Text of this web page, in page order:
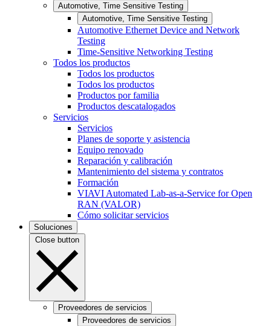
Automotive, Time Sensitive Testing
Automotive, Time Sensitive Testing
Automotive Ethernet Device and Network
Testing
Time-Sensitive Networking Testing
Todos los productos
Todos los productos
Todos los productos
Productos por familia
Productos descatalogados
Servicios
Servicios
Planes de soporte y asistencia
Equipo renovado
Reparación y calibración
Mantenimiento del sistema y contratos
Formación
VIAVI Automated Lab-as-a-Service for Open
RAN (VALOR)
Cómo solicitar servicios
Soluciones
Close button
Proveedores de servicios
Proveedores de servicios